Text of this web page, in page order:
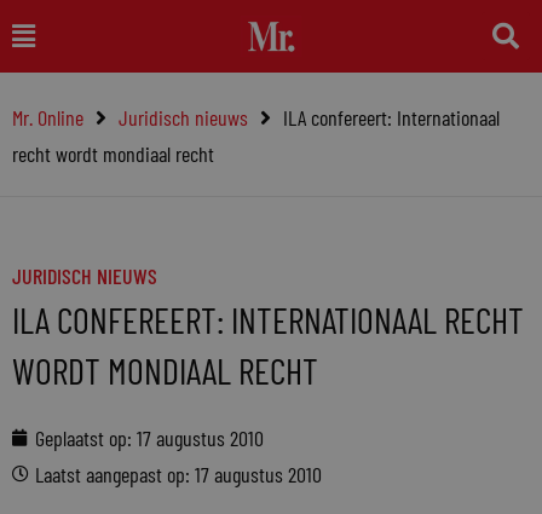
naar
inhoud
Main
Menu
Mr. Online Juridisch nieuws
ILA confereert: Internationaal
recht wordt mondiaal recht
JURIDISCH NIEUWS
ILA CONFEREERT: INTERNATIONAAL RECHT
WORDT MONDIAAL RECHT
Geplaatst op: 17 augustus 2010
Laatst aangepast op: 17 augustus 2010